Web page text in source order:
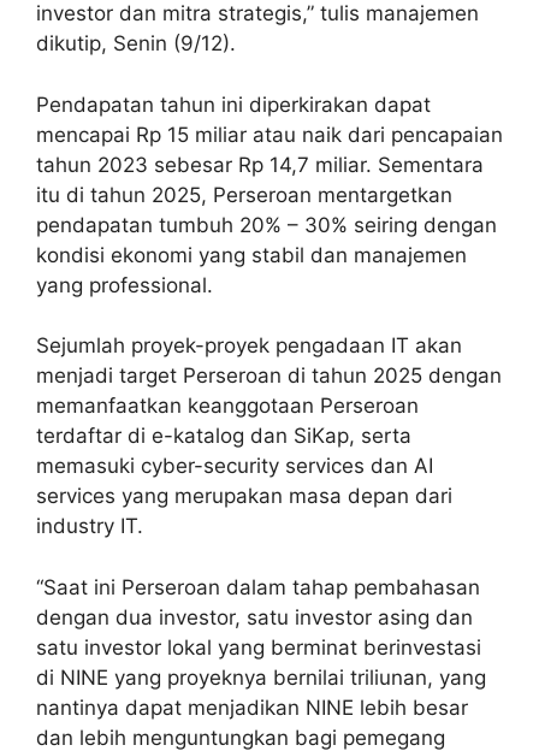
investor dan mitra strategis,” tulis manajemen
dikutip, Senin (9/12).
Pendapatan tahun ini diperkirakan dapat
mencapai Rp 15 miliar atau naik dari pencapaian
tahun 2023 sebesar Rp 14,7 miliar. Sementara
itu di tahun 2025, Perseroan mentargetkan
pendapatan tumbuh 20% – 30% seiring dengan
kondisi ekonomi yang stabil dan manajemen
yang professional.
Sejumlah proyek-proyek pengadaan IT akan
menjadi target Perseroan di tahun 2025 dengan
memanfaatkan keanggotaan Perseroan
terdaftar di e-katalog dan SiKap, serta
memasuki cyber-security services dan AI
services yang merupakan masa depan dari
industry IT.
“Saat ini Perseroan dalam tahap pembahasan
dengan dua investor, satu investor asing dan
satu investor lokal yang berminat berinvestasi
di NINE yang proyeknya bernilai triliunan, yang
nantinya dapat menjadikan NINE lebih besar
dan lebih menguntungkan bagi pemegang